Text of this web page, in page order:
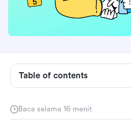
Baca selama 16 menit
Table of contents
inti, dan jenis-jenisnya